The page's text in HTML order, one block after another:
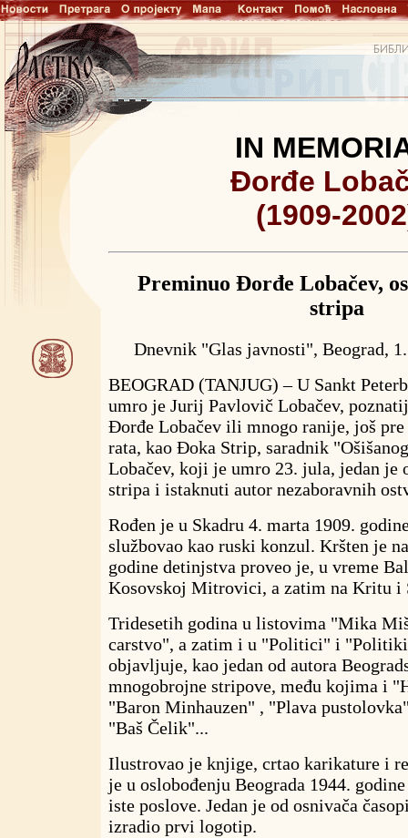
IN
Đorđe
(1909-
Preminuo Đorđe Lobačev,
stripa
Dnevnik "Glas javnosti", Beograd,
BEOGRAD (TANJUG) – U Sankt
umro je Jurij Pavlovič Lobačev,
Đorđe Lobačev ili mnogo ranije, još pre
rata, kao Đoka Strip, saradnik
Lobačev, koji je umro 23. jula, jedan je
stripa i istaknuti autor nezaboravnih
Rođen je u Skadru 4. marta 1909.
službovao kao ruski konzul. Kršten je
godine detinjstva proveo je, u vreme
Kosovskoj Mitrovici, a zatim na Kritu i
Tridesetih godina u listovima "Mika
carstvo", a zatim i u "Politici" i
objavljuje, kao jedan od autora
mnogobrojne stripove, među kojima i
"Baron Minhauzen" , "Plava
"Baš Čelik"...
Ilustrovao je knjige, crtao karikature i
je u oslobođenju Beograda 1944.
iste poslove. Jedan je od osnivača
izradio prvi logotip.